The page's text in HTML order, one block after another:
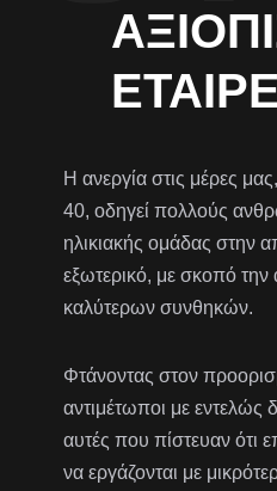
Η ανεργία στις μέρες
40, οδηγεί πολλούς
ηλικιακής ομάδας στην
εξωτερικό, με σκοπό την
καλύτερων συνθηκών.
Φτάνοντας στον
αντιμέτωποι με εντελώς
αυτές που πίστευαν ότι
να εργάζονται με